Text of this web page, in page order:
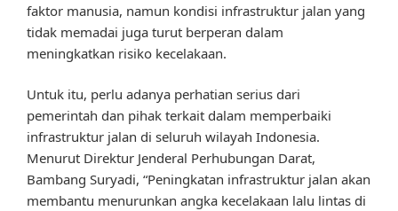
faktor manusia, namun kondisi infrastruktur jalan yang
tidak memadai juga turut berperan dalam
meningkatkan risiko kecelakaan.
Untuk itu, perlu adanya perhatian serius dari
pemerintah dan pihak terkait dalam memperbaiki
infrastruktur jalan di seluruh wilayah Indonesia.
Menurut Direktur Jenderal Perhubungan Darat,
Bambang Suryadi, “Peningkatan infrastruktur jalan akan
membantu menurunkan angka kecelakaan lalu lintas di